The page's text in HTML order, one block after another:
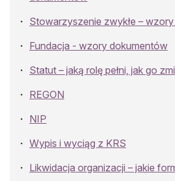
Stowarzyszenie zwykłe –
Fundacja - wzory dokumentów
Statut – jaką rolę pełni, jak go
REGON
NIP
Wypis i wyciąg z KRS
Likwidacja organizacji – jakie